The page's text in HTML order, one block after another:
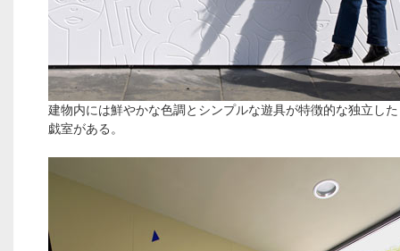
建物内には鮮やかな色調とシンプルな遊具が特徴的な独立し
戯室がある。